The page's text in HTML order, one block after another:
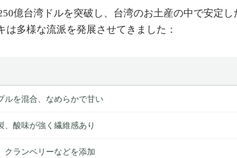
億台湾ドルを突破し、台湾のお土産の中で安定
多様な流派を発展させてきました：
ルを混合、なめらかで甘い
、酸味が強く繊維感あり
クランベリーなどを添加